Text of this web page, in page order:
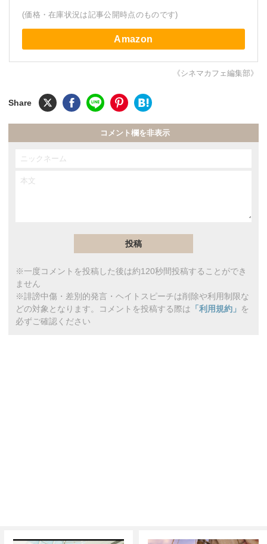
(価格・在庫状況は記事公開時点のものです)
Amazon
《シネマカフェ編集部》
コメント欄を非表示
※一度コメントを投稿した後は約120秒間投稿することができ
ません
※誹謗中傷・差別的発言・ヘイトスピーチは削除や利用制限な
どの対象となります。コメントを投稿する際は 「利用規約」 を
必ずご確認ください